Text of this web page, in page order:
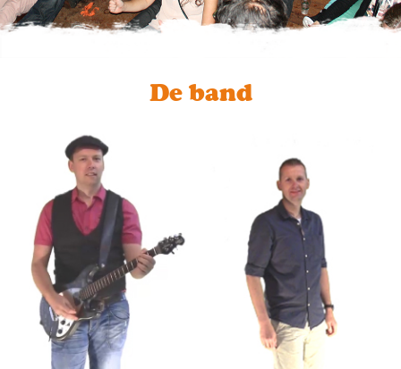
De band